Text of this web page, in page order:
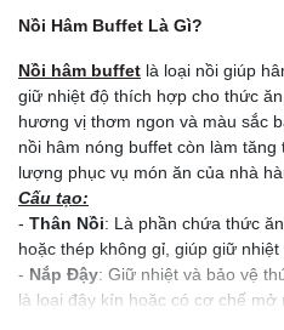
Nồi Hâm Buffet Là Gì?
Nồi hâm buffet là loại nồi giúp
giữ nhiệt độ thích hợp cho thức
hương vị thơm ngon và màu sắc
nồi hâm nóng buffet còn làm
lượng phục vụ món ăn của nhà
Cấu tạo:
- Thân Nồi: Là phần chứa thức
hoặc thép không gỉ, giúp giữ nhiệt
- Nắp Đậy: Giữ nhiệt và bảo vệ
là loại đậy kín hoặc có cơ chế mở